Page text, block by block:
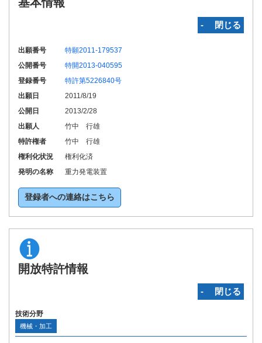
‐ 閉じる
出願番号
特願2011-179537
公開番号
特開2013-040595
登録番号
特許第5226840号
出願日
2011/8/19
公開日
2013/2/28
出願人
竹中 行雄
特許権者
竹中 行雄
権利化状況
権利化済
発明の名称
重力発電装置
登録者への連絡はこちら
開放特許情報
‐ 閉じる
技術分野
機械・加工